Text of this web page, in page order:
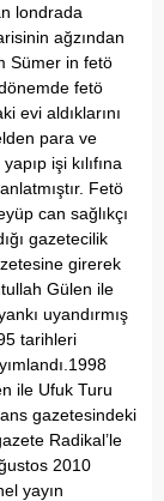
londrada
ağzından
Sümer in fetö
fetö
evi aldıklarını
para ve
işi kılıfına
Fetö
can sağlıkçı
gazetecilik
girerek
Gülen ile
uyandırmış
tarihleri
ile Ufuk Turu
gazetesindeki
Radikal’le
2010
yayın